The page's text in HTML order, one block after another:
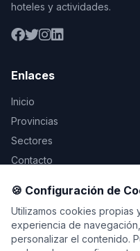
hoteles y actividades.
Enlaces
Inicio
Provincias
Sectores
Contacto
Legal
Aviso Legal
Privacidad
🍪 Configuración de
Utilizamos cookies propias
experiencia de
personalizar el contenido.